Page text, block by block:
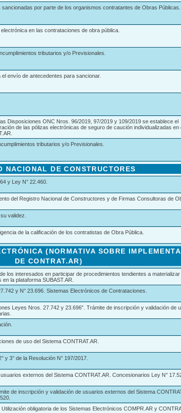
por parte de los organismos contratantes de Obras Públicas.
en las contrataciones de obra pública.
tributarios y/o Previsionales.
envío de antecedentes para sancionar.
Disposiciones ONC Nros. 96/2019, 97/2019 y 109/2019 se establece el
de las pólizas electrónicas de seguro de caución individualizadas en
tributarios y/o Previsionales.
NACIONAL DE CONSTRUCTORES
y Ley N° 22.460.
del Registro Nacional de Constructores y de Firmas Consultoras de
validez.
de la calificación de los contratistas de Obra Pública.
(NORMATIVA SOBRE
DE CONTRAT.AR)
los interesados en participar de procedimientos tendientes a materializar
la plataforma SUBAST.AR.
y N° 23.696. Sistemas Electrónicos de Contrataciones.
Leyes Nros. 27.742 y 23.696”. Trámite de inscripción y validación de
de uso del Sistema CONTRAT.AR.
y 3° de la Resolución N° 197/2017.
externos del Sistema CONTRAT.AR. Concesionarios Ley N°
de inscripción y validación de usuarios externos del Sistema
obligatoria de los Sistemas Electrónicos COMPR.AR y